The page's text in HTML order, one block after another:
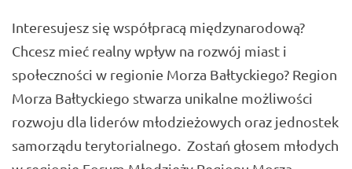
Interesujesz się współpracą międzynarodową?
Chcesz mieć realny wpływ na rozwój miast i
społeczności w regionie Morza Bałtyckiego? Region
Morza Bałtyckiego stwarza unikalne możliwości
rozwoju dla liderów młodzieżowych oraz jednostek
samorządu terytorialnego. Zostań głosem młodych